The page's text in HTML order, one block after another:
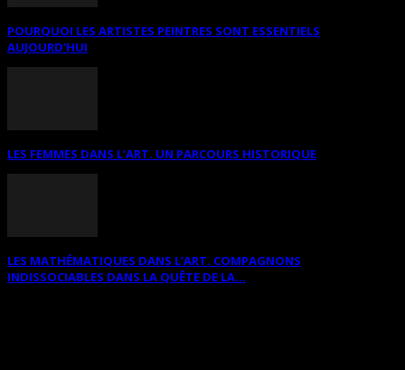
POURQUOI LES ARTISTES PEINTRES SONT ESSENTIELS
AUJOURD’HUI
LES FEMMES DANS L’ART. UN PARCOURS HISTORIQUE
LES MATHÉMATIQUES DANS L’ART. COMPAGNONS
INDISSOCIABLES DANS LA QUÊTE DE LA...